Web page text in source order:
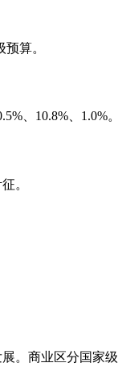
算。
、10.8%、1.0%。
。
。商业区分国家级